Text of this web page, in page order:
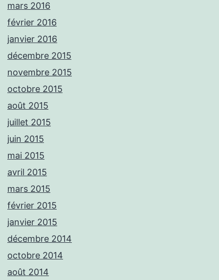
mars 2016
février 2016
janvier 2016
décembre 2015
novembre 2015
octobre 2015
août 2015
juillet 2015
juin 2015
mai 2015
avril 2015
mars 2015
février 2015
janvier 2015
décembre 2014
octobre 2014
août 2014